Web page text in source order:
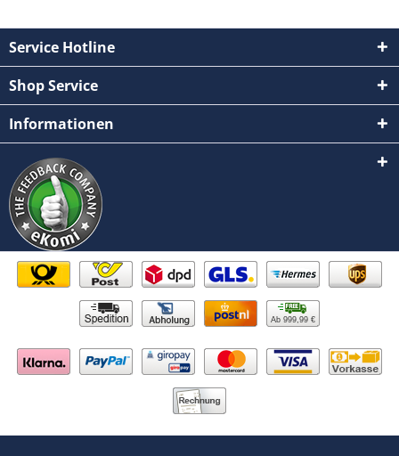
Service Hotline
Shop Service
Informationen
Ab 999,99 €